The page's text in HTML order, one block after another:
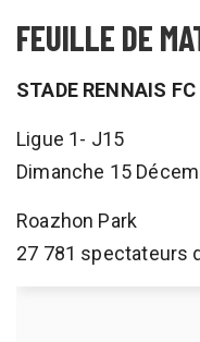
FEUILLE DE
STADE RENNAIS
Ligue 1- J15
Dimanche 15
Roazhon Park
27 781 spectateurs